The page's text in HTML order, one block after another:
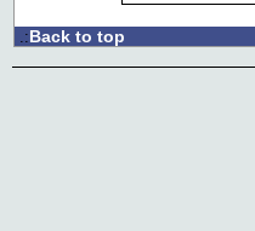
.:Back to top